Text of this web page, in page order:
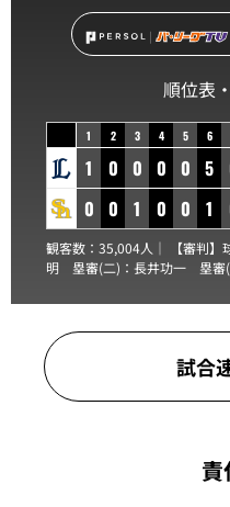
順位表
1 2 3 4 5 6
1 0 0 0 0 5
0 0 1 0 0 1
観客数：35,004人｜ 【審判】
明 塁審(二)： 長井功一 塁審(
試合